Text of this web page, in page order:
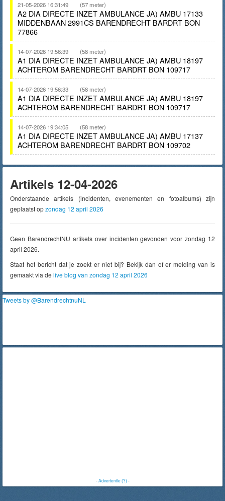
21-05-2026 16:31:49 (57 meter)
A2 DIA DIRECTE INZET AMBULANCE JA) AMBU 17133
MIDDENBAAN 2991CS BARENDRECHT BARDRT BON
77866
14-07-2026 19:56:39 (58 meter)
A1 DIA DIRECTE INZET AMBULANCE JA) AMBU 18197
ACHTEROM BARENDRECHT BARDRT BON 109717
14-07-2026 19:56:33 (58 meter)
A1 DIA DIRECTE INZET AMBULANCE JA) AMBU 18197
ACHTEROM BARENDRECHT BARDRT BON 109717
14-07-2026 19:34:05 (58 meter)
A1 DIA DIRECTE INZET AMBULANCE JA) AMBU 17137
ACHTEROM BARENDRECHT BARDRT BON 109702
Artikels 12-04-2026
Onderstaande artikels (incidenten, evenementen en fotoalbums) zijn
geplaatst opzondag 12 april 2026
Geen BarendrechtNU artikels over incidenten gevonden voor zondag 12
april 2026.
Staat het bericht dat je zoekt er niet bij? Bekijk dan of er melding van is
gemaakt via de live blog van zondag 12 april 2026
Tweets by @BarendrechtnuNL
-Advertentie (?)-